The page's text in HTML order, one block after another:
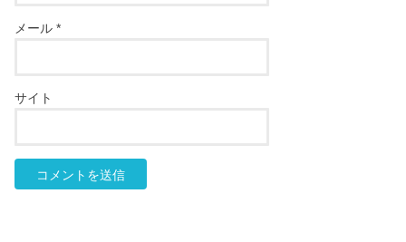
メール*
サイト